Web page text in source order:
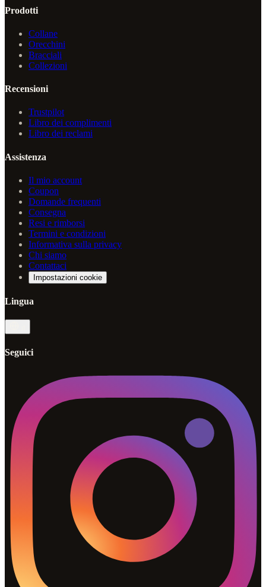
Prodotti
Collane
Orecchini
Bracciali
Collezioni
Recensioni
Trustpilot
Libro dei complimenti
Libro dei reclami
Assistenza
Il mio account
Coupon
Domande frequenti
Consegna
Resi e rimborsi
Termini e condizioni
Informativa sulla privacy
Chi siamo
Contattaci
Impostazioni cookie
Lingua
Seguici